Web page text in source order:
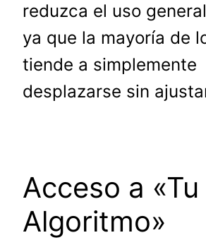
reduzca el uso
ya que la mayoría de
tiende a simplemente
desplazarse sin
Acceso a «Tu
Algoritmo»